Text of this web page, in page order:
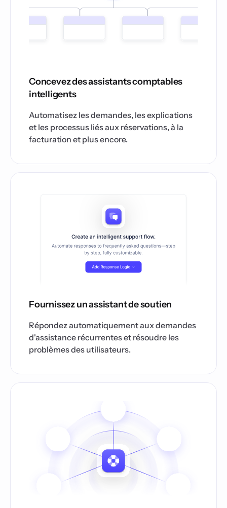
Concevez des assistants comptables
intelligents
Automatisez les demandes, les explications
et les processus liés aux réservations, à la
facturation et plus encore.
Fournissez un assistant de soutien
Répondez automatiquement aux demandes
d'assistance récurrentes et résoudre les
problèmes des utilisateurs.